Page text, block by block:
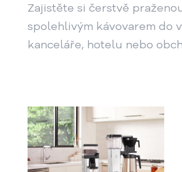
Zajistěte si čerstvě
spolehlivým kávovarem do
kanceláře, hotelu nebo